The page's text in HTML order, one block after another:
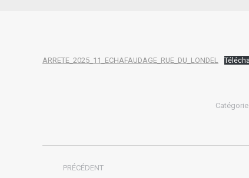
ARRETE_2025_11_ECHAFAUDAGE_RUE_DU_LONDEL
Catégorie
Navigation
PRÉCÉDENT